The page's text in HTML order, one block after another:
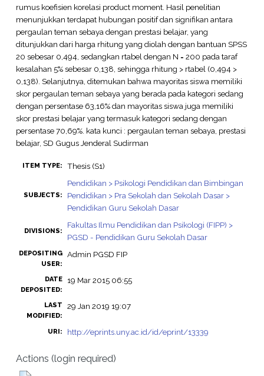
rumus koefisien korelasi product moment. Hasil penelitian
menunjukkan terdapat hubungan positif dan signifikan antara
pergaulan teman sebaya dengan prestasi belajar, yang
ditunjukkan dari harga rhitung yang diolah dengan bantuan SPSS
20 sebesar 0,494, sedangkan rtabel dengan N = 200 pada taraf
kesalahan 5% sebesar 0,138, sehingga rhitung > rtabel (0,494 >
0,138). Selanjutnya, ditemukan bahwa mayoritas siswa memiliki
skor pergaulan teman sebaya yang berada pada kategori sedang
dengan persentase 63,16% dan mayoritas siswa juga memiliki
skor prestasi belajar yang termasuk kategori sedang dengan
persentase 70,69%. kata kunci : pergaulan teman sebaya, prestasi
belajar, SD Gugus Jenderal Sudirman
ITEM TYPE: Thesis (S1)
SUBJECTS:
Pendidikan > Psikologi Pendidikan dan Bimbingan
Pendidikan > Pra Sekolah dan Sekolah Dasar >
Pendidikan Guru Sekolah Dasar
DIVISIONS:
Fakultas Ilmu Pendidikan dan Psikologi (FIPP) >
PGSD - Pendidikan Guru Sekolah Dasar
DEPOSITING
USER:
Admin PGSD FIP
DATE
DEPOSITED:
19 Mar 2015 06:55
LAST
MODIFIED:
29 Jan 2019 19:07
URI: http://eprints.uny.ac.id/id/eprint/13339
Actions (login required)